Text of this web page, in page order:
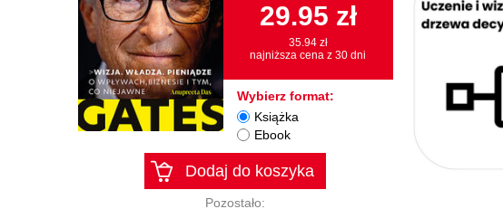
29.95 zł
35.94 zł
najniższa cena z 30 dni
Wybierz format:
Książka
Ebook
Dodaj do koszyka
Pozostało: